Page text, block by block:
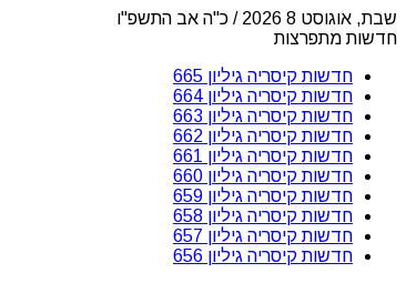
שבת, אוגוסט 8 2026 / כ"ה אב התשפ"ו
חדשות מתפרצות
חדשות קיסריה גיליון 665
חדשות קיסריה גיליון 664
חדשות קיסריה גיליון 663
חדשות קיסריה גיליון 662
חדשות קיסריה גיליון 661
חדשות קיסריה גיליון 660
חדשות קיסריה גיליון 659
חדשות קיסריה גיליון 658
חדשות קיסריה גיליון 657
חדשות קיסריה גיליון 656